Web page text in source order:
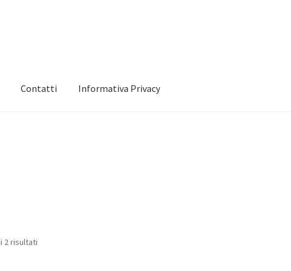
Contatti Informativa Privacy
2 risultati